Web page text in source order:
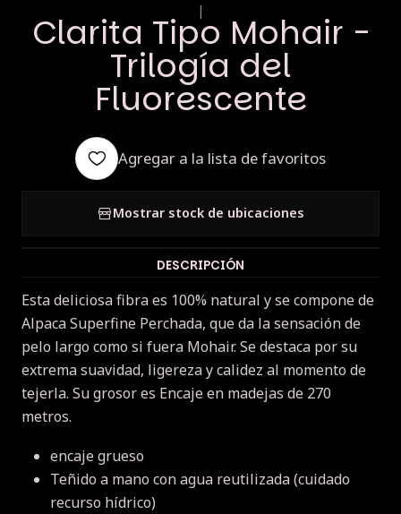
|
Clarita Tipo Mohair -
Trilogía del
Fluorescente
Agregar a la lista de favoritos
Mostrar stock de ubicaciones
DESCRIPCIÓN
Esta deliciosa fibra es 100% natural y se compone de
Alpaca Superfine Perchada, que da la sensación de
pelo largo como si fuera Mohair.Se destaca por su
extrema suavidad, ligereza y calidez al momento de
tejerla. Su grosor es Encaje en madejas de 270
metros.
encaje grueso
Teñido a mano con agua reutilizada (cuidado
recurso hídrico)